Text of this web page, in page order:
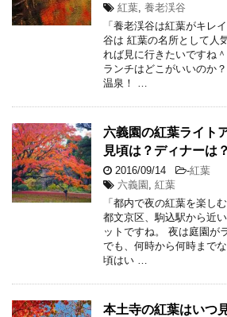
紅葉 養老渓谷
「養老渓谷は紅葉がキレ
谷は 紅葉の名所として人
れば見に行きたいですね
ランチはどこがいいのか
温泉！ …
六義園の紅葉ライト
見頃は？ディナーは？
2016/09/14 -紅葉
六義園 紅葉
「都内で夜の紅葉を楽し
都文京区、駒込駅から近
ットですね。 夜は庭園が
でも、何時から何時まで
頃はい …
本土寺の紅葉はいつ